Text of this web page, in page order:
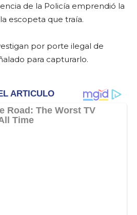
de la Policía emprendió la
escopeta que traía.
por porte ilegal de
para capturarlo.